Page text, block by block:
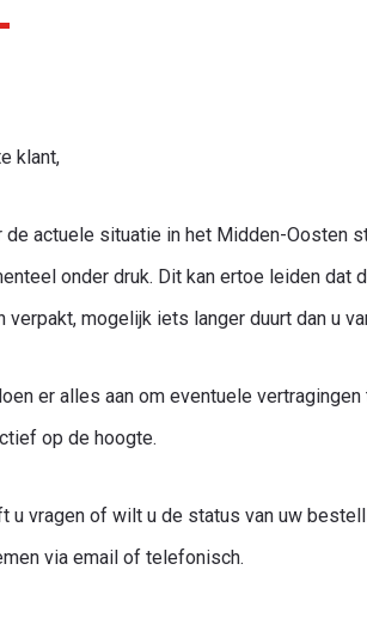
klant,
de actuele situatie in het Midden-Oosten
onder druk. Dit kan ertoe leiden dat
verpakt, mogelijk iets langer duurt dan u
er alles aan om eventuele
op de hoogte.
u vragen of wilt u de status van uw
via email of telefonisch.